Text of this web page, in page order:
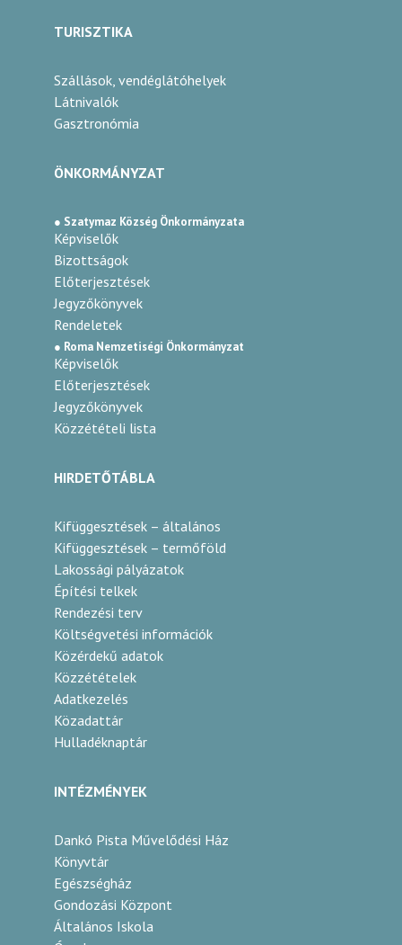
TURISZTIKA
Szállások, vendéglátóhelyek
Látnivalók
Gasztronómia
ÖNKORMÁNYZAT
● Szatymaz Község Önkormányzata
Képviselők
Bizottságok
Előterjesztések
Jegyzőkönyvek
Rendeletek
● Roma Nemzetiségi Önkormányzat
Képviselők
Előterjesztések
Jegyzőkönyvek
Közzétételi lista
HIRDETŐTÁBLA
Kifüggesztések – általános
Kifüggesztések – termőföld
Lakossági pályázatok
Építési telkek
Rendezési terv
Költségvetési információk
Közérdekű adatok
Közzétételek
Adatkezelés
Közadattár
Hulladéknaptár
INTÉZMÉNYEK
Dankó Pista Művelődési Ház
Könyvtár
Egészségház
Gondozási Központ
Általános Iskola